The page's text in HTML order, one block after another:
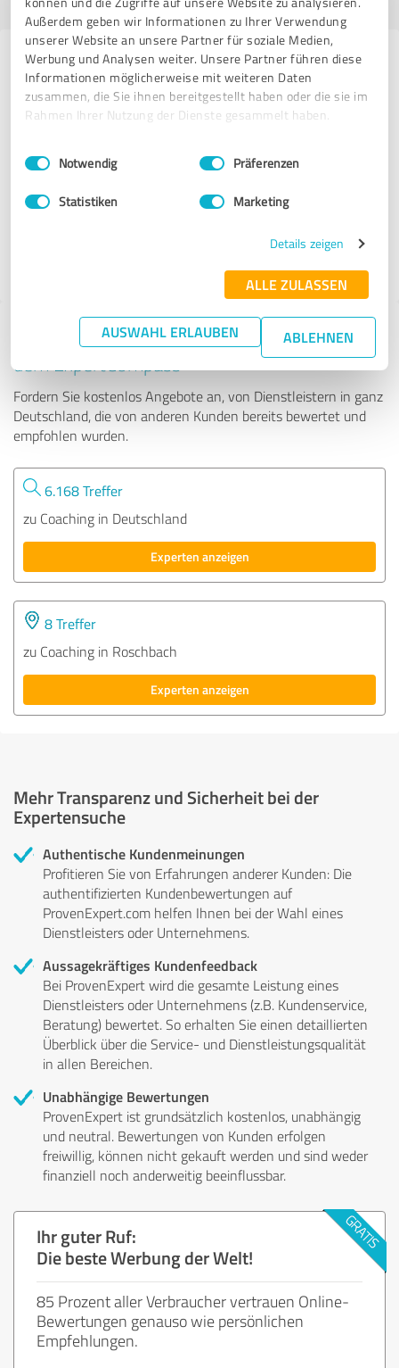
Außerdem geben wir Informationen zu Ihrer Verwendung
unserer Website an unsere Partner für soziale Medien,
Werbung und Analysen weiter. Unsere Partner führen diese
Informationen möglicherweise mit weiteren Daten
zusammen, die Sie ihnen bereitgestellt haben oder die sie im
Rahmen Ihrer Nutzung der Dienste gesammelt haben.
Impressum Datenschutzbestimmungen
Einwilligungsauswahl
Notwendig Präferenzen
Statistiken Marketing
Details zeigen
ALLE ZULASSEN
AUSWAHL ERLAUBEN ABLEHNEN
melden
Erfahrungen zu weiteren
Anbietern aus dem Bereich
Coaching
Machin Sales Academy
Tipp: Die passenden Experten finden - mit
dem ExpertCompass
Fordern Sie kostenlos Angebote an, von Dienstleistern in ganz
Deutschland, die von anderen Kunden bereits bewertet und
empfohlen wurden.
6.168 Treffer
zu Coaching in Deutschland
Experten anzeigen
8 Treffer
zu Coaching in Roschbach
Experten anzeigen
Mehr Transparenz und Sicherheit bei der
Expertensuche
Authentische Kundenmeinungen
Profitieren Sie von Erfahrungen anderer Kunden: Die
authentifizierten Kundenbewertungen auf
ProvenExpert.com helfen Ihnen bei der Wahl eines
Dienstleisters oder Unternehmens.
Aussagekräftiges Kundenfeedback
Bei ProvenExpert wird die gesamte Leistung eines
Dienstleisters oder Unternehmens (z.B. Kundenservice,
Beratung) bewertet. So erhalten Sie einen detaillierten
Überblick über die Service- und Dienstleistungsqualität
in allen Bereichen.
Unabhängige Bewertungen
ProvenExpert ist grundsätzlich kostenlos, unabhängig
und neutral. Bewertungen von Kunden erfolgen
freiwillig, können nicht gekauft werden und sind weder
finanziell noch anderweitig beeinflussbar.
Ihr guter Ruf:
Die beste Werbung der Welt!
85 Prozent aller Verbraucher vertrauen Online-
Bewertungen genauso wie persönlichen
Empfehlungen.